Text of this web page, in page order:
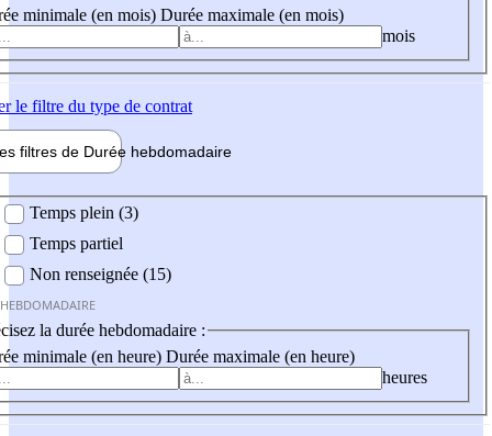
minimale (en mois) Durée maximale (en mois)
mois
le filtre du type de contrat
filtres de Durée hebdomadaire
Temps plein (3)
Temps partiel
Non renseignée (15)
la durée hebdomadaire :
minimale (en heure) Durée maximale (en heure)
heures